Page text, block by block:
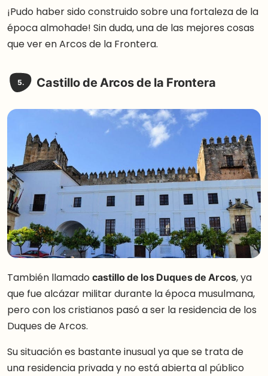
¡Pudo haber sido construido sobre una fortaleza de la
época almohade! Sin duda, una de las mejores cosas
que ver en Arcos de la Frontera.
5. Castillo de Arcos de la Frontera
También llamadocastillo de los Duques de Arcos, ya
que fue alcázar militar durante la época musulmana,
pero con los cristianos pasó a ser la residencia de los
Duques de Arcos.
Su situación es bastante inusual ya que se trata de
una residencia privada y no está abierta al público